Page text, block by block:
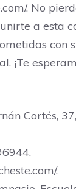
. No
a esta
con
¡Te
Cortés,
.